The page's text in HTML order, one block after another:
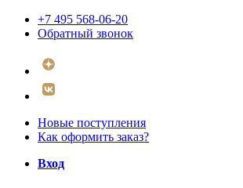
+7 495 568-06-20
Обратный звонок
Новые поступления
Как оформить заказ?
Вход